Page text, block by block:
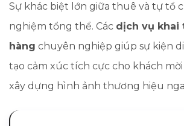
Sự khác biệt lớn giữa thuê và tự tổ
nghiệm tổng thể. Các dịch vụ khai
hàng chuyên nghiệp giúp sự kiện
tạo cảm xúc tích cực cho khách
xây dựng hình ảnh thương hiệu